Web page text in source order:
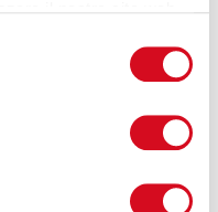
Virtual
di Azure Virtual